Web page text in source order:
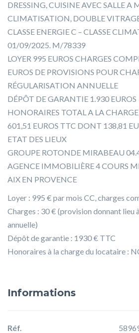
DRESSING, CUISINE AVEC SALLE A
CLIMATISATION, DOUBLE
CLASSE ENERGIE C – CLASSE
01/09/2025. M/78339
LOYER 995 EUROS CHARGES
EUROS DE PROVISIONS POUR
RÉGULARISATION ANNUELLE
DÉPÔT DE GARANTIE 1.930 EUROS
HONORAIRES TOTAL A LA
601,51 EUROS TTC DONT 138,81
ETAT DES LIEUX
GROUPE ROTONDE MIRABEAU
AGENCE IMMOBILIÈRE 4 COURS
AIX EN PROVENCE
Loyer : 995 € par mois CC, charges
Charges : 30 € (provision donnant lieu
annuelle)
Dépôt de garantie : 1930 € TTC
Honoraires à la charge du locataire :
Informations
Réf.